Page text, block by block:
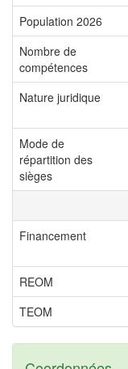
Population 2026
Nombre de
compétences
Nature juridique
Mode de
répartition des
sièges
Financement
REOM
TEOM